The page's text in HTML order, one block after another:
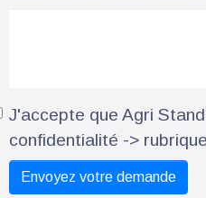
J'accepte que Agri
confidentialité ->